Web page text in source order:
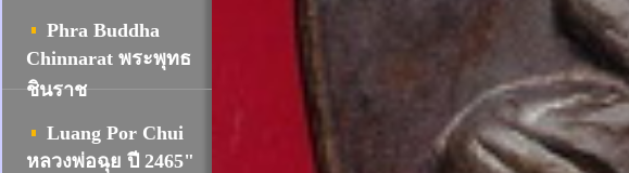
Phra Buddha
Chinnarat พระพุทธ
ชินราช
Luang Por Chui
หลวงพ่อฉุย ปี 2465"